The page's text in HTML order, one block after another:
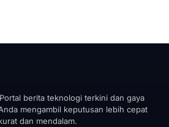
berita teknologi terkini dan gaya
mengambil keputusan lebih cepat
dan mendalam.